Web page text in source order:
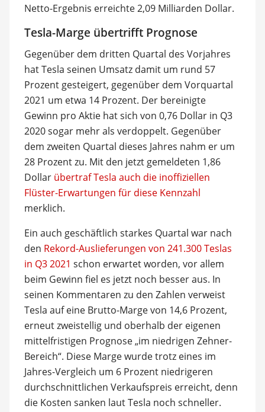
Netto-Ergebnis erreichte 2,09 Milliarden Dollar.
Tesla-Marge übertrifft Prognose
Gegenüber dem dritten Quartal des Vorjahres
hat Tesla seinen Umsatz damit um rund 57
Prozent gesteigert, gegenüber dem Vorquartal
2021 um etwa 14 Prozent. Der bereinigte
Gewinn pro Aktie hat sich von 0,76 Dollar in Q3
2020 sogar mehr als verdoppelt. Gegenüber
dem zweiten Quartal dieses Jahres nahm er um
28 Prozent zu. Mit den jetzt gemeldeten 1,86
Dollar übertraf Tesla auch die inoffiziellen
Flüster-Erwartungen für diese Kennzahl
merklich.
Ein auch geschäftlich starkes Quartal war nach
den Rekord-Auslieferungen von 241.300 Teslas
in Q3 2021 schon erwartet worden, vor allem
beim Gewinn fiel es jetzt noch besser aus. In
seinen Kommentaren zu den Zahlen verweist
Tesla auf eine Brutto-Marge von 14,6 Prozent,
erneut zweistellig und oberhalb der eigenen
mittelfristigen Prognose „im niedrigen Zehner-
Bereich“. Diese Marge wurde trotz eines im
Jahres-Vergleich um 6 Prozent niedrigeren
durchschnittlichen Verkaufspreis erreicht, denn
die Kosten sanken laut Tesla noch schneller.